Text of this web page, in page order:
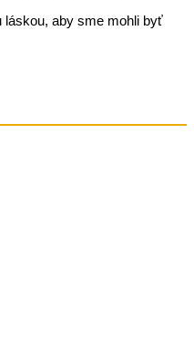
láskou, aby sme mohli byť